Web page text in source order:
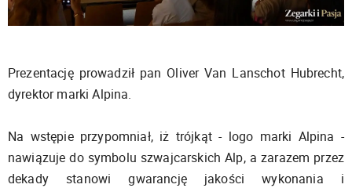
Prezentację prowadził pan Oliver Van Lanschot Hubrecht,
dyrektor marki Alpina.
Na wstępie przypomniał, iż trójkąt - logo marki Alpina -
nawiązuje do symbolu szwajcarskich Alp, a zarazem przez
dekady stanowi gwarancję jakości wykonania i